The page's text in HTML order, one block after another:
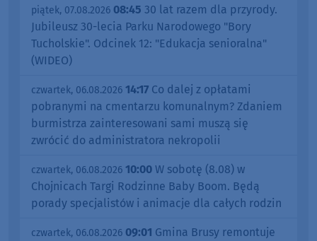
piątek, 07.08.2026 08:45 30 lat razem dla przyrody.
Jubileusz 30-lecia Parku Narodowego "Bory
Tucholskie". Odcinek 12: "Edukacja senioralna"
(WIDEO)
czwartek, 06.08.2026 14:17 Co dalej z opłatami
pobranymi na cmentarzu komunalnym? Zdaniem
burmistrza zainteresowani sami muszą się
zwrócić do administratora nekropolii
czwartek, 06.08.2026 10:00 W sobotę (8.08) w
Chojnicach Targi Rodzinne Baby Boom. Będą
porady specjalistów i animacje dla całych rodzin
czwartek, 06.08.2026 09:01 Gmina Brusy remontuje